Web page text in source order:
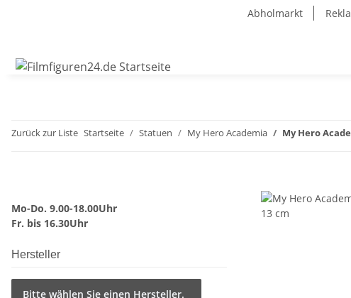
Abholmarkt
Zurück zur Liste Startseite Statuen My Hero Academia My Hero
Mo-Do. 9.00-18.00Uhr
Fr. bis 16.30Uhr
Hersteller
Bitte wählen Sie einen Hersteller.